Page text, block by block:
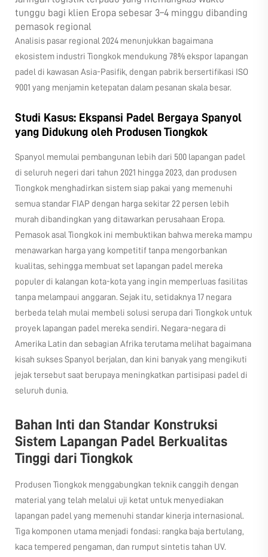
tunggu bagi klien Eropa sebesar 3–4 minggu dibanding
pemasok regional
Analisis pasar regional 2024 menunjukkan bagaimana
ekosistem industri Tiongkok mendukung 78% ekspor lapangan
padel di kawasan Asia-Pasifik, dengan pabrik bersertifikasi ISO
9001 yang menjamin ketepatan dalam pesanan skala besar.
Studi Kasus: Ekspansi Padel Bergaya Spanyol
yang Didukung oleh Produsen Tiongkok
Spanyol memulai pembangunan lebih dari 500 lapangan padel
di seluruh negeri dari tahun 2021 hingga 2023, dan produsen
Tiongkok menghadirkan sistem siap pakai yang memenuhi
semua standar FIAP dengan harga sekitar 22 persen lebih
murah dibandingkan yang ditawarkan perusahaan Eropa.
Pemasok asal Tiongkok ini membuktikan bahwa mereka mampu
menawarkan harga yang kompetitif tanpa mengorbankan
kualitas, sehingga membuat set lapangan padel mereka
populer di kalangan kota-kota yang ingin memperluas fasilitas
tanpa melampaui anggaran. Sejak itu, setidaknya 17 negara
berbeda telah mulai membeli solusi serupa dari Tiongkok untuk
proyek lapangan padel mereka sendiri. Negara-negara di
Amerika Latin dan sebagian Afrika terutama melihat bagaimana
kisah sukses Spanyol berjalan, dan kini banyak yang mengikuti
jejak tersebut saat berupaya meningkatkan partisipasi padel di
seluruh dunia.
Bahan Inti dan Standar Konstruksi
Sistem Lapangan Padel Berkualitas
Tinggi dari Tiongkok
Produsen Tiongkok menggabungkan teknik canggih dengan
material yang telah melalui uji ketat untuk menyediakan
lapangan padel yang memenuhi standar kinerja internasional.
Tiga komponen utama menjadi fondasi: rangka baja bertulang,
kaca tempered pengaman, dan rumput sintetis tahan UV.